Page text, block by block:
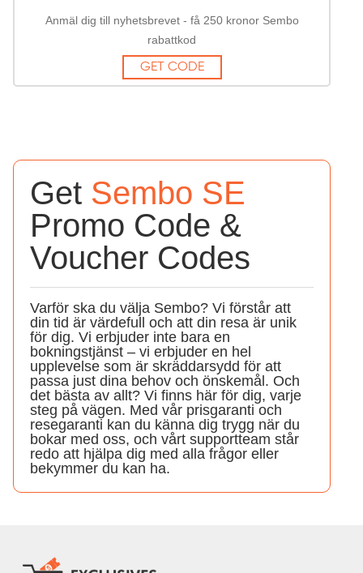
Anmäl dig till nyhetsbrevet - få 250 kronor Sembo
rabattkod
GET CODE
Get Sembo SE
Promo Code &
Voucher Codes
Varför ska du välja Sembo? Vi förstår att
din tid är värdefull och att din resa är unik
för dig. Vi erbjuder inte bara en
bokningstjänst – vi erbjuder en hel
upplevelse som är skräddarsydd för att
passa just dina behov och önskemål. Och
det bästa av allt? Vi finns här för dig, varje
steg på vägen. Med vår prisgaranti och
resegaranti kan du känna dig trygg när du
bokar med oss, och vårt supportteam står
redo att hjälpa dig med alla frågor eller
bekymmer du kan ha.